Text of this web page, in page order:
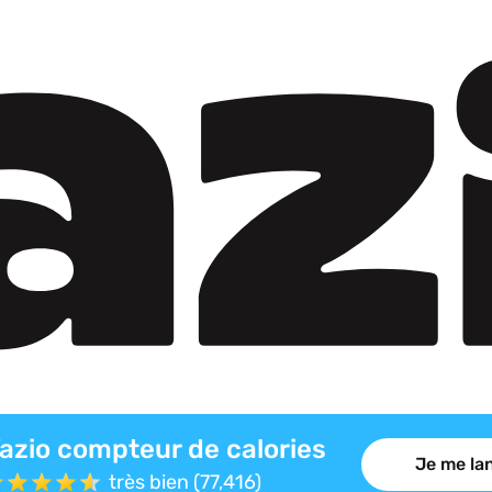
compteur de calories
très bien (77,416)
Je me